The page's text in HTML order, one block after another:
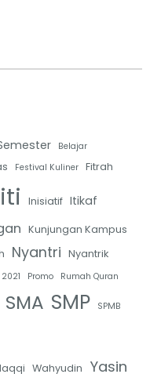
Belajar
Festival Kuliner Fitrah
Inisiatif Itikaf
Kunjungan Kampus
Nyantri Nyantrik
2021 Promo Rumah Quran
SMA SMP SPMB
Wahyudin Yasin